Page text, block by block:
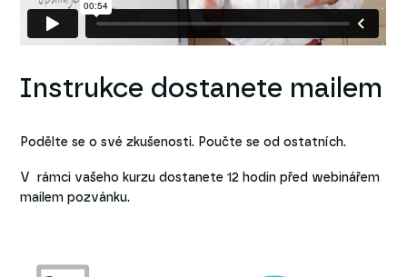
Instrukce dostanete mailem
Podělte se o své zkušenosti. Poučte se od ostatních.
V rámci vašeho kurzu dostanete 12 hodin před webinářem
mailem pozvánku.
Video